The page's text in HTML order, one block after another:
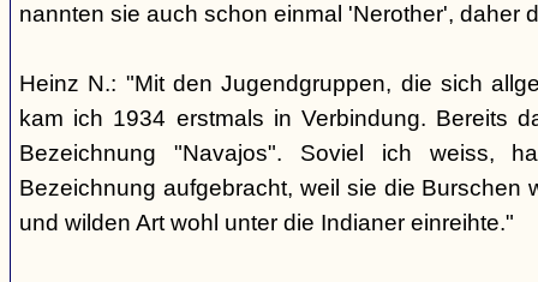
nannten sie auch schon einmal 'Nerother', daher
Heinz N.: "Mit den Jugendgruppen, die sich
kam ich 1934 erstmals in Verbindung. Bereits
Bezeichnung "Navajos". Soviel ich weiss,
Bezeichnung aufgebracht, weil sie die Burschen
und wilden Art wohl unter die Indianer einreihte."